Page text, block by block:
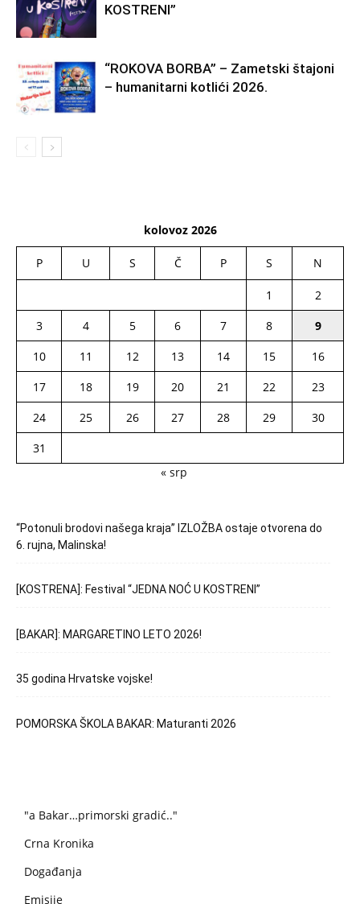
KOSTRENI”
“ROKOVA BORBA” – Zametski štajoni
– humanitarni kotlići 2026.
kolovoz 2026
P U S Č P S N
1
2
3
4 5 6 7 8
9
10
11 12 13 14 15
16
17
18 19 20 21 22
23
24
25 26 27 28 29
30
31
« srp
“Potonuli brodovi našega kraja” IZLOŽBA ostaje otvorena do
6. rujna, Malinska!
[KOSTRENA]: Festival “JEDNA NOĆ U KOSTRENI”
[BAKAR]: MARGARETINO LETO 2026!
35 godina Hrvatske vojske!
POMORSKA ŠKOLA BAKAR: Maturanti 2026
"a Bakar…primorski gradić.."
Crna Kronika
Događanja
Emisije